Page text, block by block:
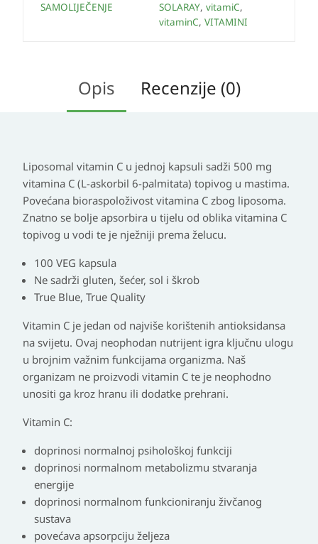
SAMOLIJEČENJE
SOLARAY, vitamiC,
vitaminC, VITAMINI
Opis Recenzije (0)
Liposomal vitamin C u jednoj kapsuli sadži 500 mg
vitamina C (L-askorbil 6-palmitata) topivog u mastima.
Povećana bioraspoloživost vitamina C zbog liposoma.
Znatno se bolje apsorbira u tijelu od oblika vitamina C
topivog u vodi te je nježniji prema želucu.
100 VEG kapsula
Ne sadrži gluten, šećer, sol i škrob
True Blue, True Quality
Vitamin C je jedan od najviše korištenih antioksidansa
na svijetu. Ovaj neophodan nutrijent igra ključnu ulogu
u brojnim važnim funkcijama organizma. Naš
organizam ne proizvodi vitamin C te je neophodno
unositi ga kroz hranu ili dodatke prehrani.
Vitamin C:
doprinosi normalnoj psihološkoj funkciji
doprinosi normalnom metabolizmu stvaranja
energije
doprinosi normalnom funkcioniranju živčanog
sustava
povećava apsorpciju željeza